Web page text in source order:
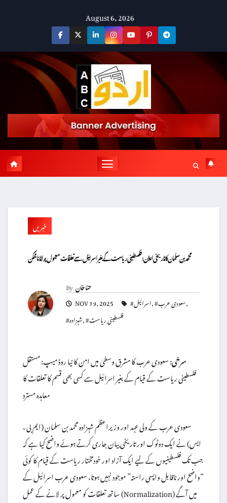
August 6, 2026
خبریں
محمد بن سلمان کا تاریخی اعلان: فلسطینی ریاست کے بغیر اسرائیل سے تعلقات معمول پر لانا ناممکن
Byحنا خان
NOV 19, 2025
#اسرائیل, #سعودی عرب,
#شہزادہ, #فلسطینی ریاست
سرخی:سعودی عرب کا مشرق وسطیٰ میں امن کا نیا روڈ میپ: مستقل
فلسطینی ریاست کے قیام کے بغیر اسرائیل سے کسی بھی قسم کا تعلقات کا
معاہدہ مسترد
، سعودی عرب کے ولی عہد اور وزیراعظم شہزادہ محمد بن سلمان (ایم بی
ایس) نے ایک دوٹوک اور تاریخی بیان جاری کرتے ہوئے واضح کیا ہے کہ
جب تک فلسطینیوں کے لیے ایک آزاد اور خودمختار ریاست کے قیام کا کوئی
“واضح اور ناقابل واپسی راستہ” موجود نہیں ہوتا، سعودی عرب اسرائیل کے
ساتھ تعلقات کو معمول پر لانے کے عمل (Normalization) میں آگے